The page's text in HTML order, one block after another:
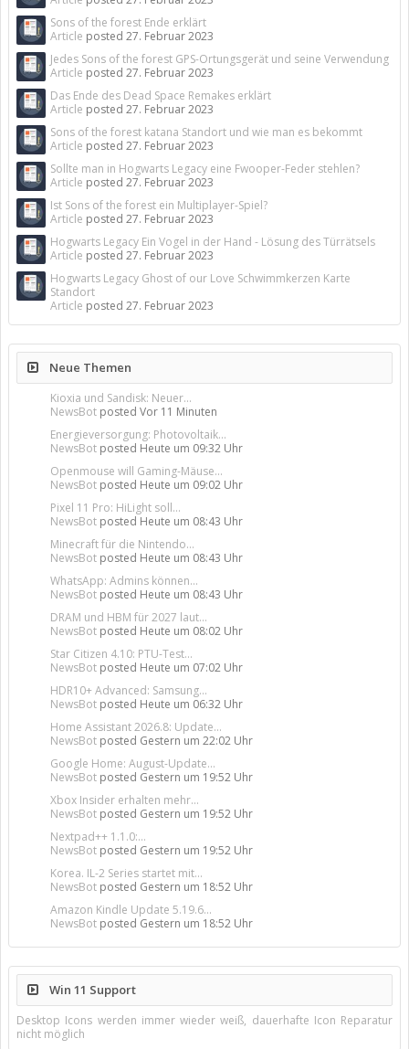
Sons of the forest Ende erklärt
Article posted 27. Februar 2023
Jedes Sons of the forest GPS-Ortungsgerät und seine Verwendung
Article posted 27. Februar 2023
Das Ende des Dead Space Remakes erklärt
Article posted 27. Februar 2023
Sons of the forest katana Standort und wie man es bekommt
Article posted 27. Februar 2023
Sollte man in Hogwarts Legacy eine Fwooper-Feder stehlen?
Article posted 27. Februar 2023
Ist Sons of the forest ein Multiplayer-Spiel?
Article posted 27. Februar 2023
Hogwarts Legacy Ein Vogel in der Hand - Lösung des Türrätsels
Article posted 27. Februar 2023
Hogwarts Legacy Ghost of our Love Schwimmkerzen Karte
Standort
Article posted 27. Februar 2023
Neue Themen
Kioxia und Sandisk: Neuer...
NewsBot posted Vor 11 Minuten
Energieversorgung: Photovoltaik...
NewsBot posted Heute um 09:32 Uhr
Openmouse will Gaming-Mäuse...
NewsBot posted Heute um 09:02 Uhr
Pixel 11 Pro: HiLight soll...
NewsBot posted Heute um 08:43 Uhr
Minecraft für die Nintendo...
NewsBot posted Heute um 08:43 Uhr
WhatsApp: Admins können...
NewsBot posted Heute um 08:43 Uhr
DRAM und HBM für 2027 laut...
NewsBot posted Heute um 08:02 Uhr
Star Citizen 4.10: PTU-Test...
NewsBot posted Heute um 07:02 Uhr
HDR10+ Advanced: Samsung...
NewsBot posted Heute um 06:32 Uhr
Home Assistant 2026.8: Update...
NewsBot posted Gestern um 22:02 Uhr
Google Home: August-Update...
NewsBot posted Gestern um 19:52 Uhr
Xbox Insider erhalten mehr...
NewsBot posted Gestern um 19:52 Uhr
Nextpad++ 1.1.0:...
NewsBot posted Gestern um 19:52 Uhr
Korea. IL-2 Series startet mit...
NewsBot posted Gestern um 18:52 Uhr
Amazon Kindle Update 5.19.6...
NewsBot posted Gestern um 18:52 Uhr
Win 11 Support
Desktop Icons werden immer wieder weiß, dauerhafte Icon Reparatur
nicht möglich